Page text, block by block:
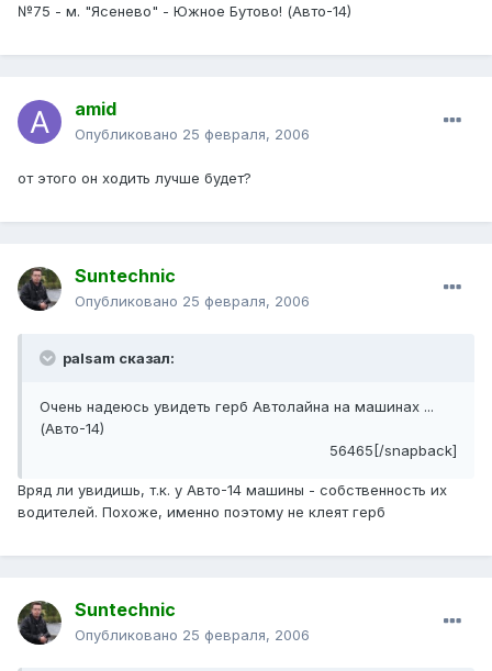
№75 - м. "Ясенево" - Южное Бутово! (Авто-14)
amid
Опубликовано 25 февраля, 2006
от этого он ходить лучше будет?
Suntechnic
Опубликовано 25 февраля, 2006
palsam сказал:
Очень надеюсь увидеть герб Автолайна на машинах ...
(Авто-14)
56465[/snapback]
Вряд ли увидишь, т.к. у Авто-14 машины - собственность их
водителей. Похоже, именно поэтому не клеят герб
Suntechnic
Опубликовано 25 февраля, 2006